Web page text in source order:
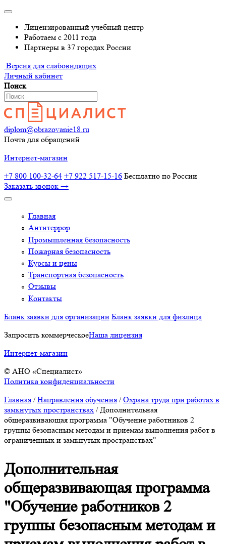
Лицензированный учебный центр
Работаем с 2011 года
Партнеры в 37 городах России
Версия для слабовидящих
Личный кабинет
Поиск
diplom@obrazovanie18.ru
Почта для обращений
Интернет-магазин
+7 800 100-32-64 +7 922 517-15-16 Бесплатно по России
Заказать звонок →
Главная
Антитеррор
Промышленная безопасность
Пожарная безопасность
Курсы и цены
Транспортная безопасность
Отзывы
Контакты
Бланк заявки для организации Бланк заявки для физлица
Запросить коммерческоеНаша лицензия
Интернет-магазин
© АНО «Специалист»
Политика конфиденциальности
Главная / Направления обучения / Охрана труда при работах в
замкнутых пространствах /Дополнительная
общеразвивающая программа "Обучение работников 2
группы безопасным методам и приемам выполнения работ в
ограниченных и замкнутых пространствах"
Дополнительная
общеразвивающая программа
"Обучение работников 2
группы безопасным методам и